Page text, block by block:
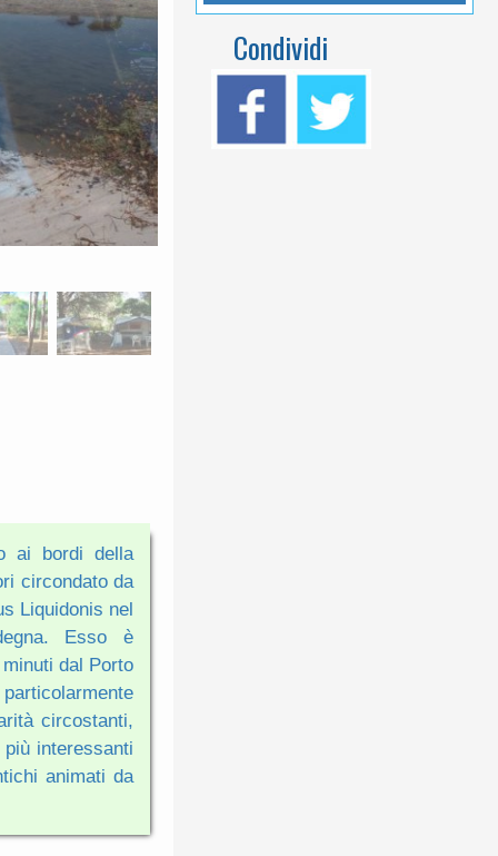
ai bordi della
circondato da
Liquidonis nel
Esso è
dal Porto
circostanti,
interessanti
animati da
Condividi